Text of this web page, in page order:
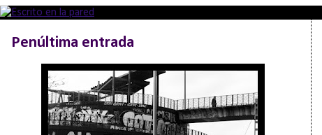
Penúltima entrada